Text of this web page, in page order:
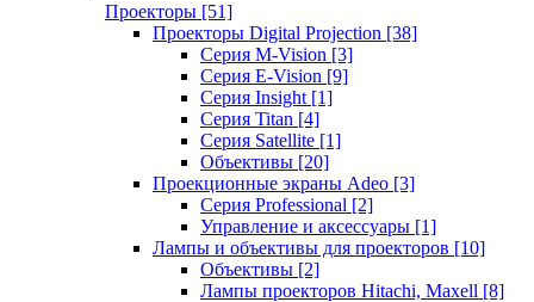
Проекторы [51]
Проекторы Digital Projection [38]
Серия M-Vision [3]
Серия E-Vision [9]
Серия Insight [1]
Серия Titan [4]
Серия Satellite [1]
Объективы [20]
Проекционные экраны Adeo [3]
Серия Professional [2]
Управление и аксессуары [1]
Лампы и объективы для проекторов [10]
Объективы [2]
Лампы проекторов Hitachi, Maxell [8]